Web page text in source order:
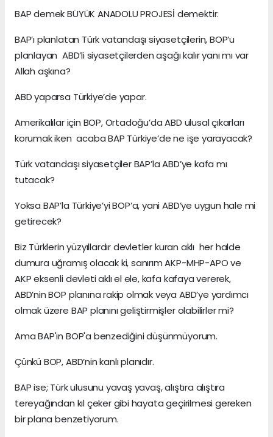
BAP demek BÜYÜK ANADOLU PROJESİ demektir.
BAP’ı planlatan Türk vatandaşı siyasetçilerin, BOP’u
planlayan ABD’li siyasetçilerden aşağı kalır yanı mı var
Allah aşkına?
ABD yaparsa Türkiye’de yapar.
Amerikalılar için BOP, Ortadoğu’da ABD ulusal çıkarları
korumak iken acaba BAP Türkiye’de ne işe yarayacak?
Türk vatandaşı siyasetçiler BAP’la ABD’ye kafa mı
tutacak?
Yoksa BAP’la Türkiye’yi BOP’a, yani ABD’ye uygun hale mi
getirecek?
Biz Türklerin yüzyıllardır devletler kuran aklı her halde
dumura uğramış olacak ki, sanırım AKP-MHP-APO ve
AKP eksenli devleti aklı el ele, kafa kafaya vererek,
ABD’nin BOP planına rakip olmak veya ABD’ye yardımcı
olmak üzere BAP planını geliştirmişler olabilirler mi?
Ama BAP'ın BOP'a benzediğini düşünmüyorum.
Çünkü BOP, ABD’nin kanlı planıdır.
BAP ise; Türk ulusunu yavaş yavaş, alıştıra alıştıra
tereyağından kıl çeker gibi hayata geçirilmesi gereken
bir plana benzetiyorum.